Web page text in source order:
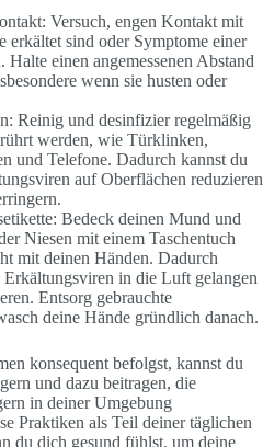
Versuch, engen Kontakt mit
erkältet sind oder Symptome einer
einen angemessenen Abstand
wenn sie husten oder
Reinig und desinfizier regelmäßig
werden, wie Türklinken,
und Telefone. Dadurch kannst du
auf Oberflächen reduzieren
Bedeck deinen Mund und
Niesen mit einem Taschentuch
mit deinen Händen. Dadurch
Erkältungsviren in die Luft gelangen
Entsorg gebrauchte
deine Hände gründlich danach.
konsequent befolgst, kannst du
und dazu beitragen, die
in deiner Umgebung
Praktiken als Teil deiner täglichen
du dich gesund fühlst, um deine